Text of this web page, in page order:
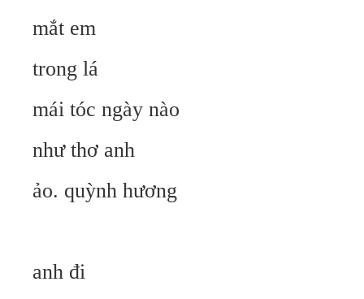
mắt em
trong lá
mái tóc ngày nào
như thơ anh
ảo. quỳnh hương
anh đi